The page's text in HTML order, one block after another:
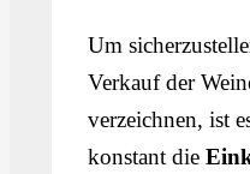
Um
Verkauf der
verzeichnen, ist
konstant die